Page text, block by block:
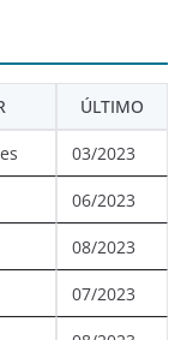
ÚLTIMO
03/2023
06/2023
08/2023
07/2023